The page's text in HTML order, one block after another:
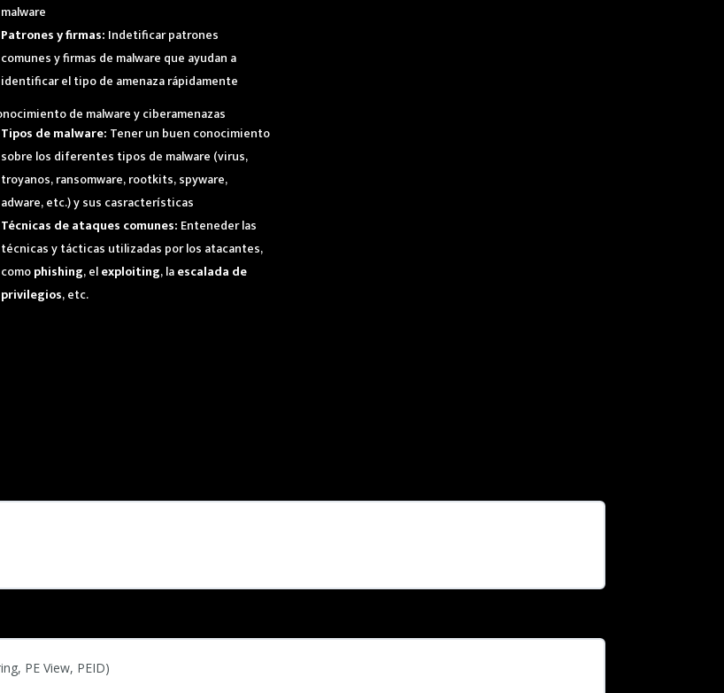
malware
Patrones y firmas: Indetificar patrones
comunes y firmas de malware que ayudan a
identificar el tipo de amenaza rápidamente
de malware y ciberamenazas
Tipos de malware: Tener un buen conocimiento
sobre los diferentes tipos de malware (virus,
troyanos, ransomware, rootkits, spyware,
adware, etc.) y sus casracterísticas
Técnicas de ataques comunes: Enteneder las
técnicas y tácticas utilizadas por los atacantes,
comophishing, elexploiting, laescalada de
privilegios, etc.
PE View, PEID)